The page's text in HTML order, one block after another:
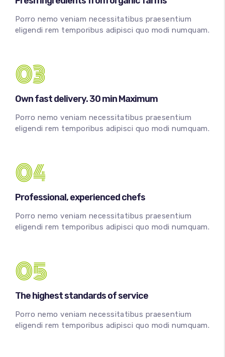
Porro nemo veniam necessitatibus praesentium
eligendi rem temporibus adipisci quo modi numquam.
03
Own fast delivery. 30 min Maximum
Porro nemo veniam necessitatibus praesentium
eligendi rem temporibus adipisci quo modi numquam.
04
Professional, experienced chefs
Porro nemo veniam necessitatibus praesentium
eligendi rem temporibus adipisci quo modi numquam.
05
The highest standards of service
Porro nemo veniam necessitatibus praesentium
eligendi rem temporibus adipisci quo modi numquam.